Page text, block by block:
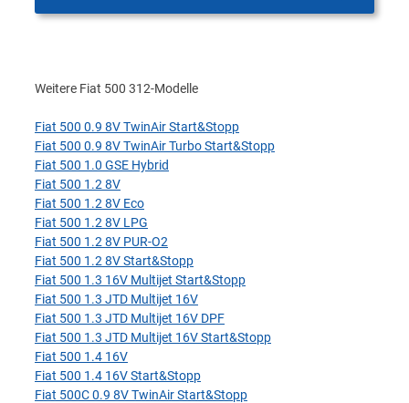
Weitere Fiat 500 312-Modelle
Fiat 500 0.9 8V TwinAir Start&Stopp
Fiat 500 0.9 8V TwinAir Turbo Start&Stopp
Fiat 500 1.0 GSE Hybrid
Fiat 500 1.2 8V
Fiat 500 1.2 8V Eco
Fiat 500 1.2 8V LPG
Fiat 500 1.2 8V PUR-O2
Fiat 500 1.2 8V Start&Stopp
Fiat 500 1.3 16V Multijet Start&Stopp
Fiat 500 1.3 JTD Multijet 16V
Fiat 500 1.3 JTD Multijet 16V DPF
Fiat 500 1.3 JTD Multijet 16V Start&Stopp
Fiat 500 1.4 16V
Fiat 500 1.4 16V Start&Stopp
Fiat 500C 0.9 8V TwinAir Start&Stopp